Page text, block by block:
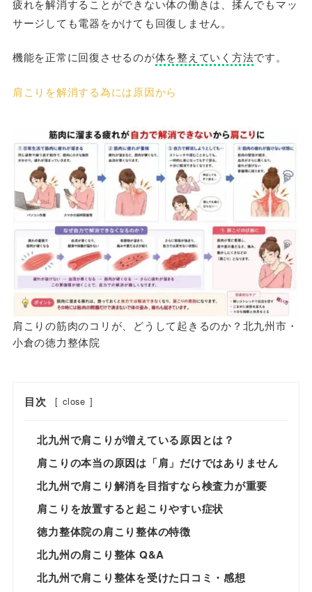
疲れを解消することができない体の働きは、揉んでもマッ
サージしても電器をかけても回復しません。
機能を正常に回復させるのが体を整えていく方法です。
肩こりを解消する為には原因から
肩こりの筋肉のコリが、どうして起きるのか？北九州市・
小倉の徳力整体院
目次 [ close ]
北九州で肩こりが増えている原因とは？
肩こりの本当の原因は「肩」だけではありません
北九州で肩こり解消を目指すなら検査力が重要
肩こりを放置すると起こりやすい症状
徳力整体院の肩こり整体の特徴
北九州の肩こり整体 Q&A
北九州で肩こり整体を受けた口コミ・感想